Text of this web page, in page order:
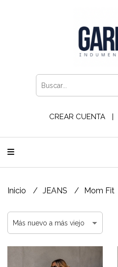
CREAR CUENTA
Inicio JEANS Mom Fit